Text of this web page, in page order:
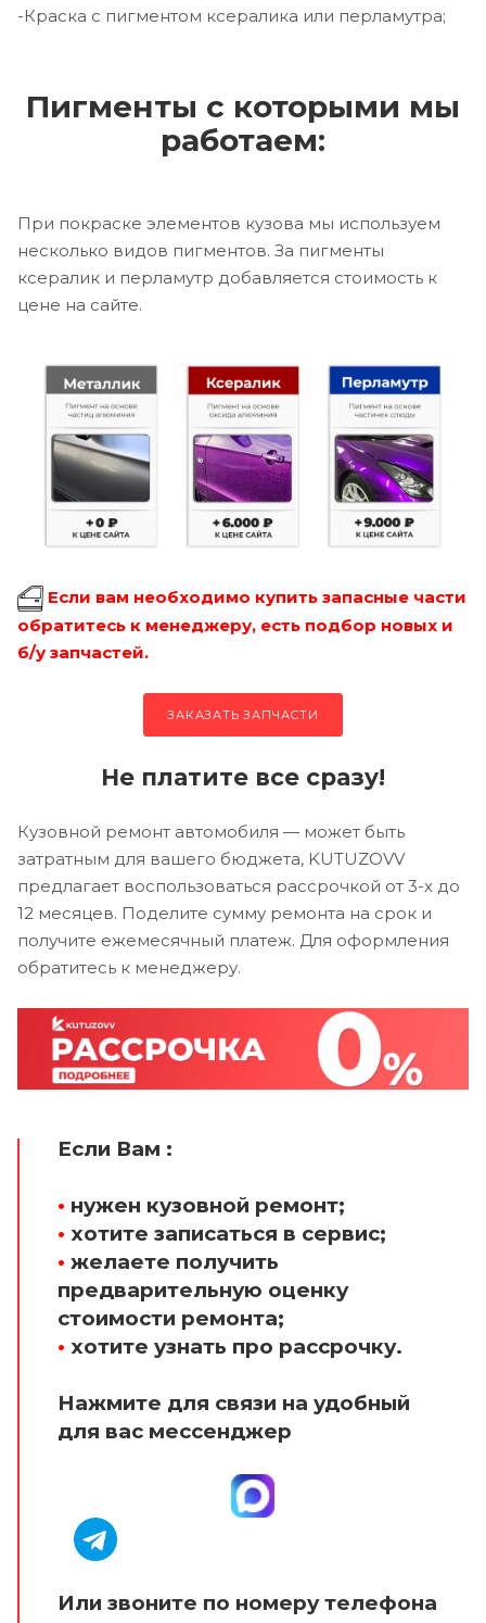
-Краска с пигментом ксералика или перламутра;
Пигменты с которыми мы
работаем:
При покраске элементов кузова мы используем
несколько видов пигментов. За пигменты
ксералик и перламутр добавляется стоимость к
цене на сайте.
Если вам необходимо купить запасные части
обратитесь к менеджеру, есть подбор новых и
б/у запчастей.
ЗАКАЗАТЬ ЗАПЧАСТИ
Не платите все сразу!
Кузовной ремонт автомобиля — может быть
затратным для вашего бюджета, KUTUZOVV
предлагает воспользоваться рассрочкой от 3-х до
12 месяцев. Поделите сумму ремонта на срок и
получите ежемесячный платеж. Для оформления
обратитесь к менеджеру.
Если Вам :
• нужен кузовной ремонт;
• хотите записаться в сервис;
• желаете получить
предварительную оценку
стоимости ремонта;
• хотите узнать про рассрочку.
Нажмите для связи на удобный
для вас мессенджер
Или звоните по номеру телефона